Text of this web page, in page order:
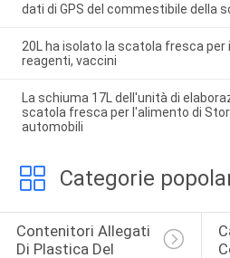
dati di GPS del commestibile della
20L ha isolato la scatola fresca
reagenti, vaccini
La schiuma 17L dell'unità di
scatola fresca per l'alimento di
automobili
Categorie
Contenitori Allegati
Di Plastica Del